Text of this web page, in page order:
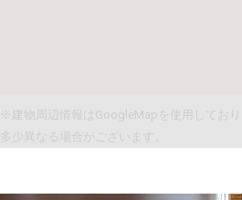
※建物周辺情報はGoogleMapを使用しており
多少異なる場合がございます。